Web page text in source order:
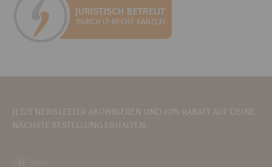
JETZT NEWSLETTER ABONNIEREN UND 10% RABATT AUF DEINE
NÄCHSTE BESTELLUNG ERHALTEN.
Abonnieren